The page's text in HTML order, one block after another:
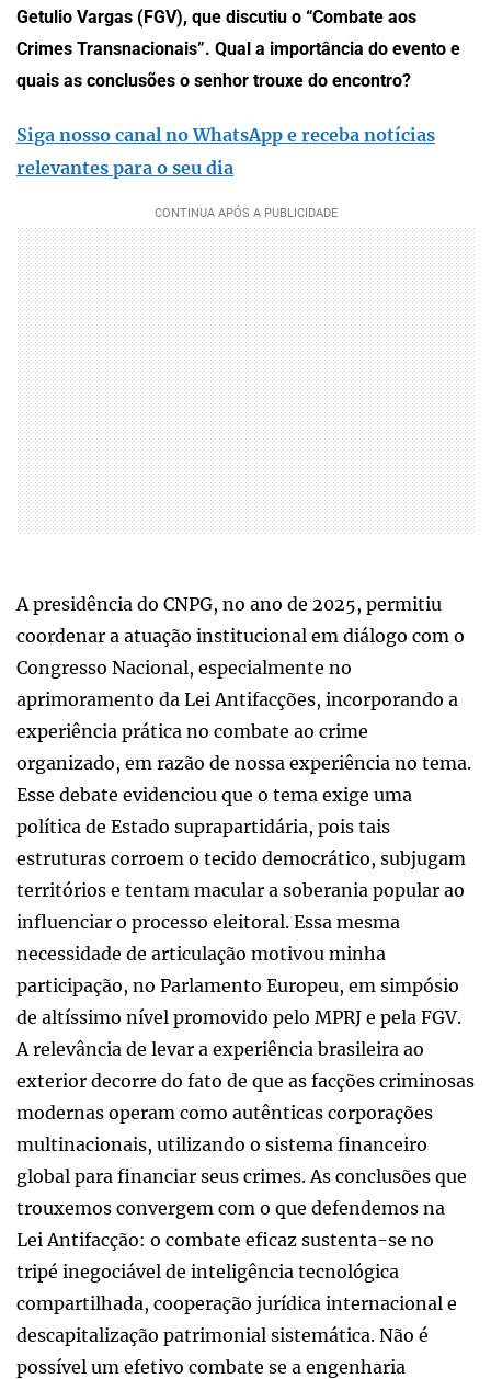
Getulio Vargas (FGV), que discutiu o “Combate aos
Crimes Transnacionais”. Qual a importância do evento e
quais as conclusões o senhor trouxe do encontro?
Siga nosso canal no WhatsApp e receba notícias
relevantes para o seu dia
A presidência do CNPG, no ano de 2025, permitiu
coordenar a atuação institucional em diálogo com o
Congresso Nacional, especialmente no
aprimoramento da Lei Antifacções, incorporando a
experiência prática no combate ao crime
organizado, em razão de nossa experiência no tema.
Esse debate evidenciou que o tema exige uma
política de Estado suprapartidária, pois tais
estruturas corroem o tecido democrático, subjugam
territórios e tentam macular a soberania popular ao
influenciar o processo eleitoral. Essa mesma
necessidade de articulação motivou minha
participação, no Parlamento Europeu, em simpósio
de altíssimo nível promovido pelo MPRJ e pela FGV.
A relevância de levar a experiência brasileira ao
exterior decorre do fato de que as facções criminosas
modernas operam como autênticas corporações
multinacionais, utilizando o sistema financeiro
global para financiar seus crimes. As conclusões que
trouxemos convergem com o que defendemos na
Lei Antifacção: o combate eficaz sustenta-se no
tripé inegociável de inteligência tecnológica
compartilhada, cooperação jurídica internacional e
descapitalização patrimonial sistemática. Não é
possível um efetivo combate se a engenharia